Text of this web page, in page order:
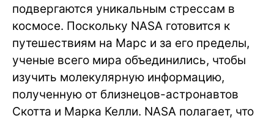
подвергаются уникальным стрессам в
космосе. Поскольку NASA готовится к
путешествиям на Марс и за его пределы,
ученые всего мира объединились, чтобы
изучить молекулярную информацию,
полученную от близнецов-астронавтов
Скотта и Марка Келли. NASA полагает, что